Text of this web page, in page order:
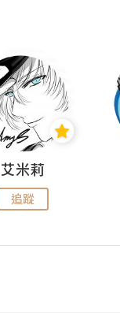
艾米莉
追蹤